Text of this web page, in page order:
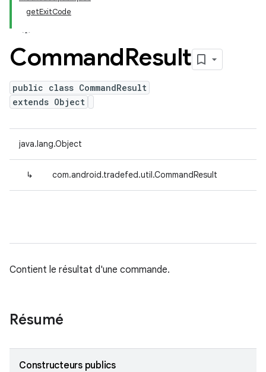
getExitCode
CommandResult
public class CommandResult
extends Object
java.lang.Object
↳ com.android.tradefed.util.CommandResult
Contient le résultat d'une commande.
Résumé
Constructeurs publics